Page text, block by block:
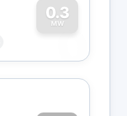
0.3
MW
0